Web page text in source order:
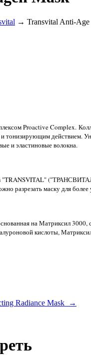
→ Transvital Anti-Age
Proactive Complex.
действием.
и эластиновые волокна.
"TRANSVITAL"
разрезать маску для
на Матриксил
кислоты,
Radiance Mask →